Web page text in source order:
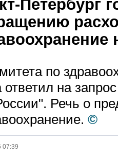
Петербург
по
на
Речь о
©
07:39